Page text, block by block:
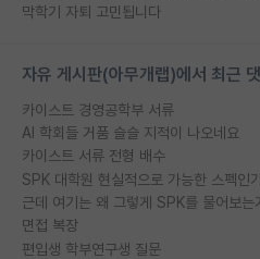
막학기 자퇴 고민됩니다
자유 게시판(아무개랩)에서 최근
카이스트 경영공학부 서류
AI 학회들 거품 슬슬 지적이 나오네요
카이스트 서류 전형 배수
SPK 대학원 현실적으로 가능한 스펙인
근데 여기는 왜 그렇게 SPK를 물어보는
면접 복장
편입생 학부연구생 질문